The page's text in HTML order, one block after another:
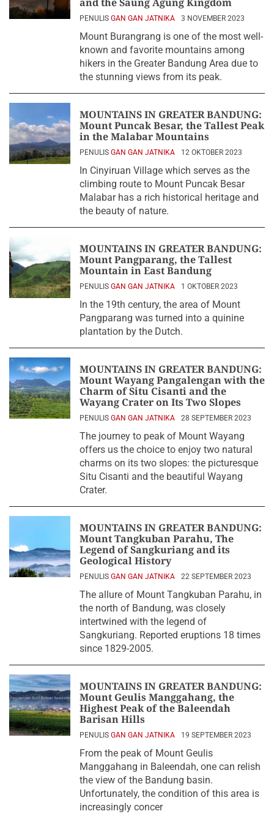
PENULIS GAN GAN JATNIKA 3 NOVEMBER 2023
Mount Burangrang is one of the most well-
known and favorite mountains among
hikers in the Greater Bandung Area due to
the stunning views from its peak.
MOUNTAINS IN GREATER BANDUNG:
Mount Puncak Besar, the Tallest Peak
in the Malabar Mountains
PENULIS GAN GAN JATNIKA 12 OKTOBER 2023
In Cinyiruan Village which serves as the
climbing route to Mount Puncak Besar
Malabar has a rich historical heritage and
the beauty of nature.
MOUNTAINS IN GREATER BANDUNG:
Mount Pangparang, the Tallest
Mountain in East Bandung
PENULIS GAN GAN JATNIKA 1 OKTOBER 2023
In the 19th century, the area of Mount
Pangparang was turned into a quinine
plantation by the Dutch.
MOUNTAINS IN GREATER BANDUNG:
Mount Wayang Pangalengan with the
Charm of Situ Cisanti and the
Wayang Crater on Its Two Slopes
PENULIS GAN GAN JATNIKA 28 SEPTEMBER 2023
The journey to peak of Mount Wayang
offers us the choice to enjoy two natural
charms on its two slopes: the picturesque
Situ Cisanti and the beautiful Wayang
Crater.
MOUNTAINS IN GREATER BANDUNG:
Mount Tangkuban Parahu, The
Legend of Sangkuriang and its
Geological History
PENULIS GAN GAN JATNIKA 22 SEPTEMBER 2023
The allure of Mount Tangkuban Parahu, in
the north of Bandung, was closely
intertwined with the legend of
Sangkuriang. Reported eruptions 18 times
since 1829-2005.
MOUNTAINS IN GREATER BANDUNG:
Mount Geulis Manggahang, the
Highest Peak of the Baleendah
Barisan Hills
PENULIS GAN GAN JATNIKA 19 SEPTEMBER 2023
From the peak of Mount Geulis
Manggahang in Baleendah, one can relish
the view of the Bandung basin.
Unfortunately, the condition of this area is
increasingly concer